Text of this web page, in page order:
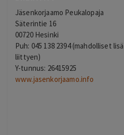
Jäsenkorjaamo Peukalopaja
Säterintie 16
00720 Hesinki
Puh: 045 138 2394 (mahdolliset
liittyen)
Y-tunnus: 26415925
www.jasenkorjaamo.info